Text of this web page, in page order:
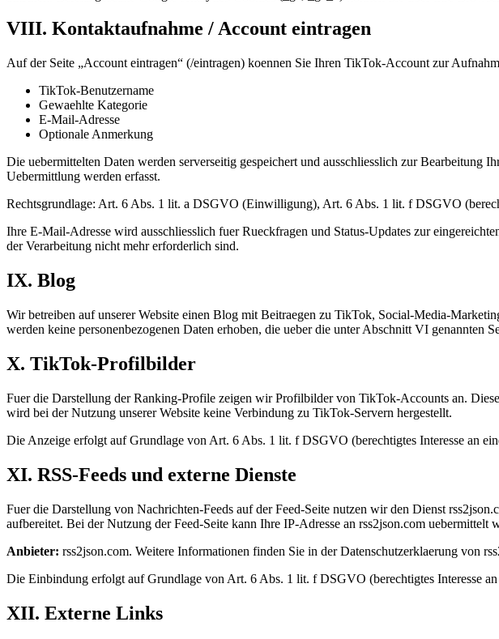
VIII. Kontaktaufnahme / Account eintragen
Auf der Seite „Account eintragen“ (/eintragen) koennen Sie Ihren TikTok-Account zur
TikTok-Benutzername
Gewaehlte Kategorie
E-Mail-Adresse
Optionale Anmerkung
Die uebermittelten Daten werden serverseitig gespeichert und ausschliesslich zur
Uebermittlung werden erfasst.
Rechtsgrundlage: Art. 6 Abs. 1 lit. a DSGVO (Einwilligung), Art. 6 Abs. 1 lit. f DSGVO
Ihre E-Mail-Adresse wird ausschliesslich fuer Rueckfragen und Status-Updates zur
der Verarbeitung nicht mehr erforderlich sind.
IX. Blog
Wir betreiben auf unserer Website einen Blog mit Beitraegen zu TikTok, Social-Media-
werden keine personenbezogenen Daten erhoben, die ueber die unter Abschnitt VI genannten
X. TikTok-Profilbilder
Fuer die Darstellung der Ranking-Profile zeigen wir Profilbilder von TikTok-Accounts an.
wird bei der Nutzung unserer Website keine Verbindung zu TikTok-Servern hergestellt.
Die Anzeige erfolgt auf Grundlage von Art. 6 Abs. 1 lit. f DSGVO (berechtigtes Interesse an
XI. RSS-Feeds und externe Dienste
Fuer die Darstellung von Nachrichten-Feeds auf der Feed-Seite nutzen wir den Dienst
aufbereitet. Bei der Nutzung der Feed-Seite kann Ihre IP-Adresse an rss2json.com uebermittelt
Anbieter: rss2json.com. Weitere Informationen finden Sie in der Datenschutzerklaerung von
Die Einbindung erfolgt auf Grundlage von Art. 6 Abs. 1 lit. f DSGVO (berechtigtes Interesse
XII. Externe Links